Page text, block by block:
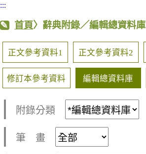
:::
首頁〉辭典附錄／編輯總資料庫
正文參考資料1 正文參考資料2
修訂本參考資料 編輯總資料庫
附錄分類
筆 畫